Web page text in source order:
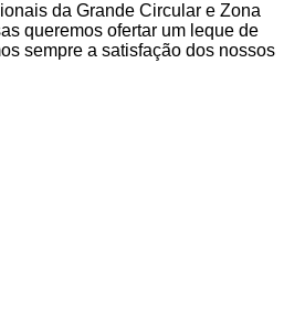
da Grande Circular e Zona
queremos ofertar um leque de
sempre a satisfação dos nossos